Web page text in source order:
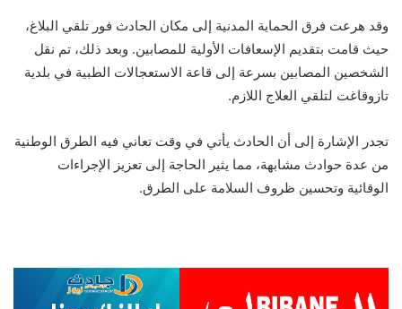
وقد هرعت فرق الحماية المدنية إلى مكان الحادث فور تلقي البلاغ،
حيث قامت بتقديم الإسعافات الأولية للمصابين. وبعد ذلك، تم نقل
الشخصين المصابين بسرعة إلى قاعة الاستعجالات الطبية في بلدية
تازوقاغت لتلقي العلاج اللازم.
تجدر الإشارة إلى أن الحادث يأتي في وقت تعاني فيه الطرق الوطنية
من عدة حوادث مشابهة، مما يثير الحاجة إلى تعزيز الإجراءات
الوقائية وتحسين ظروف السلامة على الطرق.